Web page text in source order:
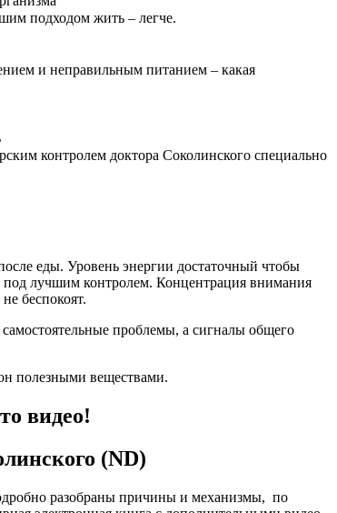
подходом жить – легче.
и неправильным питанием – какая
контролем доктора Соколинского специально
еды. Уровень энергии достаточный чтобы
лучшим контролем. Концентрация внимания
беспокоят.
проблемы, а сигналы общего
полезными веществами.
видео!
(ND)
разобраны причины и механизмы, по